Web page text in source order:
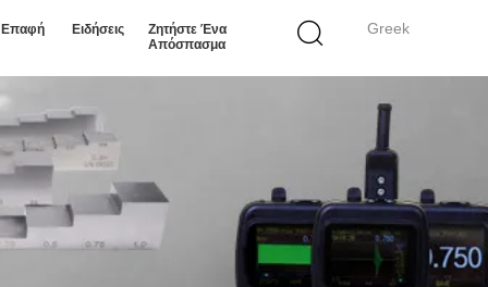
Greek
Επαφή Ειδήσεις
Ζητήστε Ένα
Απόσπασμα